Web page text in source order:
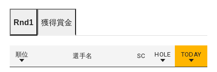
Rnd1 獲得賞金
順位 選手名 SC HOLE TODAY